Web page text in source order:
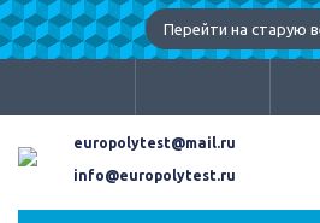
Перейти на старую
europolytest@mail.ru
info@europolytest.ru